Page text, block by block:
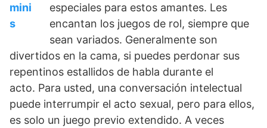
especiales para estos amantes. Les
encantan los juegos de rol, siempre que
sean variados. Generalmente son
divertidos en la cama, si puedes perdonar sus
repentinos estallidos de habla durante el
acto. Para usted, una conversación intelectual
puede interrumpir el acto sexual, pero para ellos,
es solo un juego previo extendido. A veces